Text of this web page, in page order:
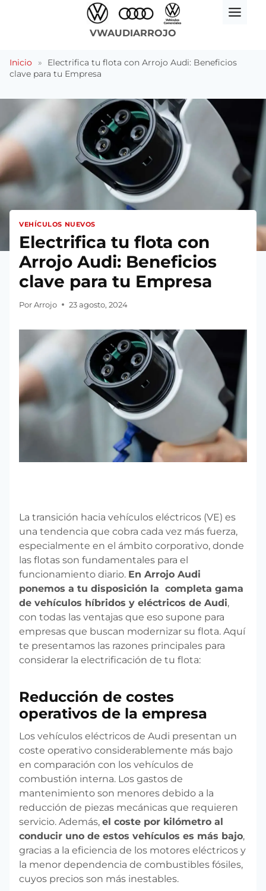
VWAUDIARROJO
Inicio »
Electrifica tu flota con Arrojo Audi: Beneficios
clave para tu Empresa
VEHÍCULOS NUEVOS
Electrifica tu flota con
Arrojo Audi: Beneficios
clave para tu Empresa
Por Arrojo 23 agosto, 2024
La transición hacia vehículos eléctricos (VE) es
una tendencia que cobra cada vez más fuerza,
especialmente en el ámbito corporativo, donde
las flotas son fundamentales para el
funcionamiento diario. En Arrojo Audi
ponemos a tu disposición la completa gama
de vehículos híbridos y eléctricos de Audi,
con todas las ventajas que eso supone para
empresas que buscan modernizar su flota. Aquí
te presentamos las razones principales para
considerar la electrificación de tu flota:
Reducción de costes
operativos de la empresa
Los vehículos eléctricos de Audi presentan un
coste operativo considerablemente más bajo
en comparación con los vehículos de
combustión interna. Los gastos de
mantenimiento son menores debido a la
reducción de piezas mecánicas que requieren
servicio. Además, el coste por kilómetro al
conducir uno de estos vehículos es más bajo,
gracias a la eficiencia de los motores eléctricos y
la menor dependencia de combustibles fósiles,
cuyos precios son más inestables.